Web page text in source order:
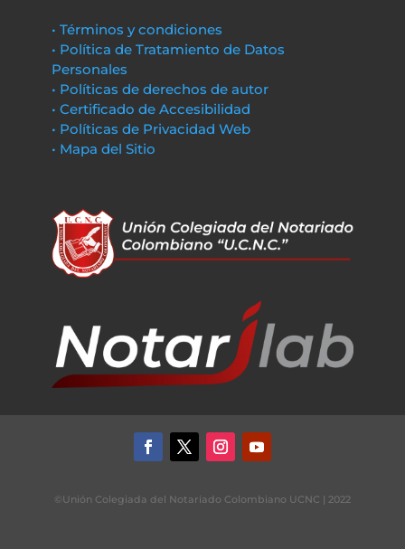
• Términos y condiciones
• Política de Tratamiento de Datos
Personales
• Políticas de derechos de autor
• Certificado de Accesibilidad
• Políticas de Privacidad Web
• Mapa del Sitio
©Unión Colegiada del Notariado Colombiano UCNC | 2022